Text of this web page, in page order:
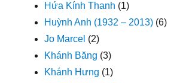
Hứa Kính Thanh (1)
Huỳnh Anh (1932 – 2013) (6)
Jo Marcel (2)
Khánh Băng (3)
Khánh Hưng (1)